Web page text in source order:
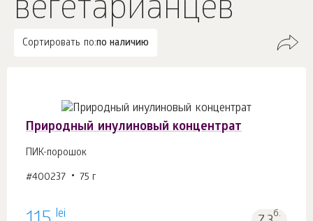
вегетарианцев
Сортировать по:по наличию
Природный инулиновый концентрат
ПИК-порошок
#400237 75 г
lei б.